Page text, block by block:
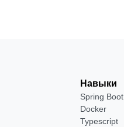
Навыки
Spring Boot
Docker
Typescript